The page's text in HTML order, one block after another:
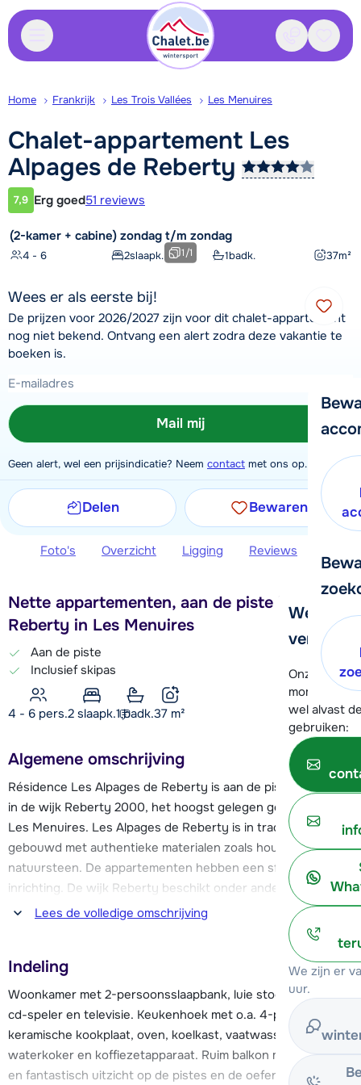
Contact
We
verder!
Onze
moment
wel alvast
gebruiken:
We zijn er
uur.
Home Frankrijk Les Trois Vallées Les Menuires
Chalet-appartement Les
Alpages de Reberty
Klantwaardering
7,9 Erg goed51 reviews
(2-kamer + cabine) zondag t/m zondag
4 - 6 2slaapk. 1badk. 37m²
1/1
Wees er als eerste bij!
De prijzen voor 2026/2027 zijn voor dit chalet-appartement
nog niet bekend. Ontvang een alert zodra deze vakantie te
boeken is.
Mail mij
Geen alert, wel een prijsindicatie? Neem contact met ons op.
Delen Bewaren
Foto's Overzicht Ligging Reviews
Nette appartementen, aan de piste in de wijk
Reberty in Les Menuires
Aan de piste
Inclusief skipas
4 - 6 pers.2 slaapk.1 badk.37 m²
Algemene omschrijving
Résidence Les Alpages de Reberty is aan de piste gelegen
in de wijk Reberty 2000, het hoogst gelegen gedeelte van
Les Menuires. Les Alpages de Reberty is in traditionele stijl
gebouwd met authentieke materialen zoals hout en
natuursteen. De appartementen hebben een sfeervolle
inrichting. De wijk Reberty beschikt onder andere over een
eigen supermarkt, restaurant, skiverhuurwinkel, skipasloket
In deze résidence kunnen wij één appartement, dat alleen
van zondag tot zondag wordt verhuurd, aanbieden. Dit
specifieke appartement is in het gebouw gelegen, dat direct
aan de piste ligt. Je kan geen gebruik maken van de
algemene faciliteiten van de résidence. Het ruime balkon van
het appartement biedt een fantastisch vrij uitzicht op de
Lees de volledige omschrijving
Indeling
Woonkamer met 2-persoonsslaapbank, luie stoel, radio met
cd-speler en televisie. Keukenhoek met o.a. 4-pits
keramische kookplaat, oven, koelkast, vaatwasser,
waterkoker en koffiezetapparaat. Ruim balkon met meubilair
en fantastisch uitzicht op de pistes en de oefenweide van